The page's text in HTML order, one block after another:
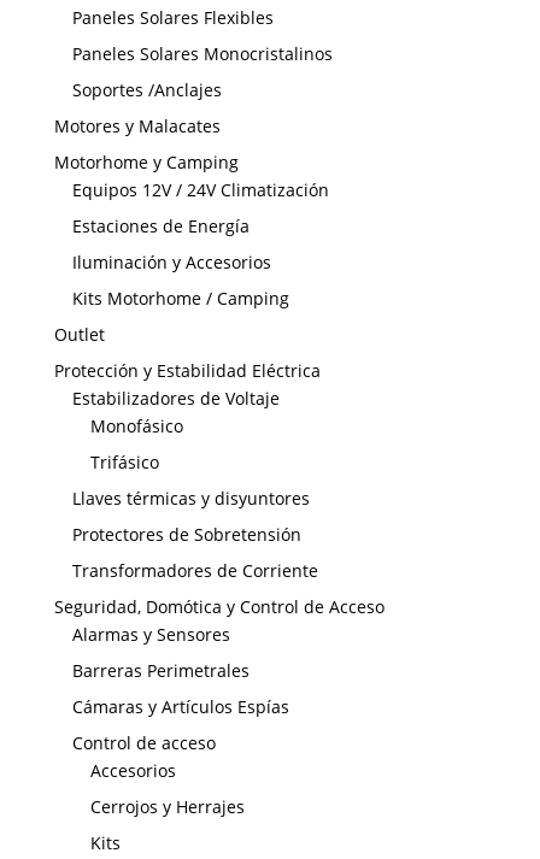
Paneles Solares Flexibles
Paneles Solares Monocristalinos
Soportes /Anclajes
Motores y Malacates
Motorhome y Camping
Equipos 12V / 24V Climatización
Estaciones de Energía
Iluminación y Accesorios
Kits Motorhome / Camping
Outlet
Protección y Estabilidad Eléctrica
Estabilizadores de Voltaje
Monofásico
Trifásico
Llaves térmicas y disyuntores
Protectores de Sobretensión
Transformadores de Corriente
Seguridad, Domótica y Control de Acceso
Alarmas y Sensores
Barreras Perimetrales
Cámaras y Artículos Espías
Control de acceso
Accesorios
Cerrojos y Herrajes
Kits